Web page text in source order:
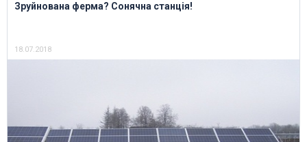
Зруйнована ферма? Сонячна станція!
18.07.2018